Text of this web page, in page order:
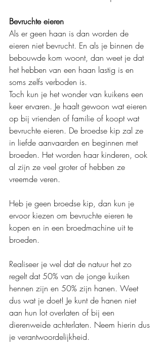
Bevruchte eieren
Als er geen haan is dan worden de
eieren niet bevrucht. En als je binnen de
bebouwde kom woont, dan weet je dat
het hebben van een haan lastig is en
soms zelfs verboden is.
Toch kun je het wonder van kuikens een
keer ervaren. Je haalt gewoon wat eieren
op bij vrienden of familie of koopt wat
bevruchte eieren. De broedse kip zal ze
in liefde aanvaarden en beginnen met
broeden. Het worden haar kinderen, ook
al zijn ze veel groter of hebben ze
vreemde veren.
Heb je geen broedse kip, dan kun je
ervoor kiezen om bevruchte eieren te
kopen en in een broedmachine uit te
broeden.
Realiseer je wel dat de natuur het zo
regelt dat 50% van de jonge kuiken
hennen zijn en 50% zijn hanen. Weet
dus wat je doet! Je kunt de hanen niet
aan hun lot overlaten of bij een
dierenweide achterlaten. Neem hierin dus
je verantwoordelijkheid.